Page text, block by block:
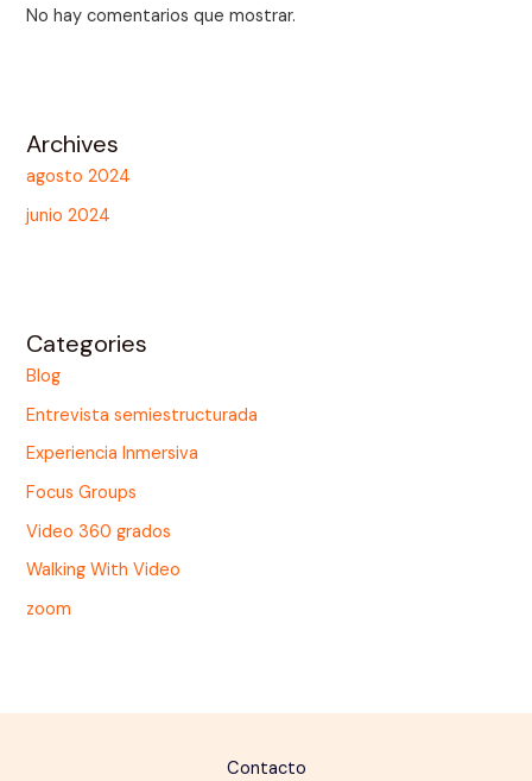
No hay comentarios que mostrar.
Archives
agosto 2024
junio 2024
Categories
Blog
Entrevista semiestructurada
Experiencia Inmersiva
Focus Groups
Video 360 grados
Walking With Video
zoom
Contacto